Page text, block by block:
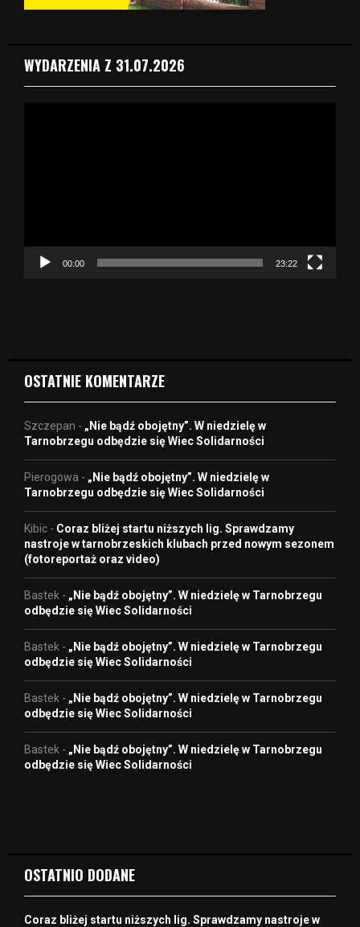
WYDARZENIA Z 31.07.2026
c
00:00 23:22
OSTATNIE KOMENTARZE
Szczepan - „Nie bądź obojętny”. W niedzielę w
Tarnobrzegu odbędzie się Wiec Solidarności
Pierogowa - „Nie bądź obojętny”. W niedzielę w
Tarnobrzegu odbędzie się Wiec Solidarności
Kibic - Coraz bliżej startu niższych lig. Sprawdzamy
nastroje w tarnobrzeskich klubach przed nowym sezonem
(fotoreportaż oraz video)
Bastek - „Nie bądź obojętny”. W niedzielę w Tarnobrzegu
odbędzie się Wiec Solidarności
Bastek - „Nie bądź obojętny”. W niedzielę w Tarnobrzegu
odbędzie się Wiec Solidarności
Bastek - „Nie bądź obojętny”. W niedzielę w Tarnobrzegu
odbędzie się Wiec Solidarności
Bastek - „Nie bądź obojętny”. W niedzielę w Tarnobrzegu
odbędzie się Wiec Solidarności
OSTATNIO DODANE
Coraz bliżej startu niższych lig. Sprawdzamy nastroje w